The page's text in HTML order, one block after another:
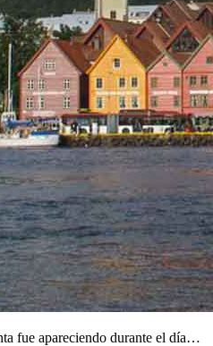
fue apareciendo durante el día…